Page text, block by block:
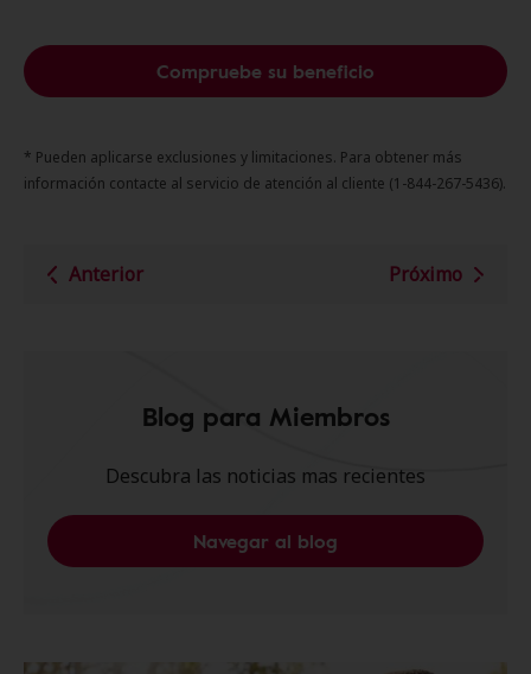
Compruebe su beneficio
* Pueden aplicarse exclusiones y limitaciones. Para obtener más
información contacte al servicio de atención al cliente (1-844-267-5436).
Anterior Próximo
Blog para Miembros
Descubra las noticias mas recientes
Navegar al blog